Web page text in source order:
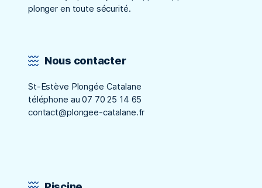
plonger en toute sécurité.
Nous contacter
St-Estève Plongée Catalane
téléphone au 07 70 25 14 65
contact@plongee-catalane.fr